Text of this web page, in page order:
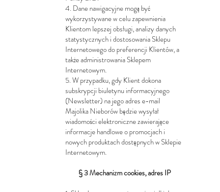
4. Dane nawigacyjne mogą być
wykorzystywane w celu zapewnienia
Klientom lepszej obsługi, analizy danych
statystycznych i dostosowania Sklepu
Internetowego do preferencji Klientów, a
także administrowania Sklepem
Internetowym.
5. W przypadku, gdy Klient dokona
subskrypcji biuletynu informacyjnego
(Newsletter) na jego adres e-mail
Majolika Nieborów będzie wysyłał
wiadomości elektroniczne zawierające
informacje handlowe o promocjach i
nowych produktach dostępnych w Sklepie
Internetowym.
§ 3 Mechanizm cookies, adres IP